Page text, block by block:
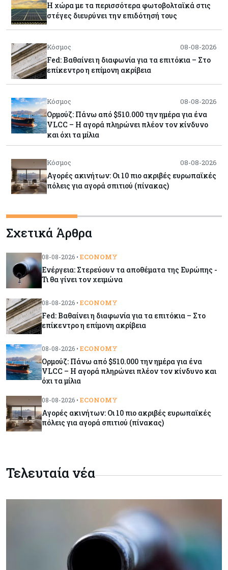
Η χώρα με τα περισσότερα φωτοβολταϊκά στις
στέγες διευρύνει την επιδότησή τους
Κόσμος 08-08-2026
Fed: Βαθαίνει η διαφωνία για τα επιτόκια – Στο
επίκεντρο η επίμονη ακρίβεια
Κόσμος 08-08-2026
Ορμούζ: Πάνω από $510.000 την ημέρα για ένα
VLCC – Η αγορά πληρώνει πλέον τον κίνδυνο
και όχι τα μίλια
Κόσμος 08-08-2026
Αγορές ακινήτων: Οι 10 πιο ακριβές ευρωπαϊκές
πόλεις για αγορά σπιτιού (πίνακας)
Κόσμος 08-08-2026
Οι πυρκαγιές κατακαίνε την Ευρώπη, αλλά οι
ζημιές δεν είναι ασφαλισμένες
Κόσμος 08-08-2026
Γιατί οι κεντρικές τράπεζες αφήνουν τις αγορές
Κόσμος
Κόσμος
και οι προκλήσεις
ασφάλεια
Baker Tilly: Στην 7η θέση παγκοσμίως στις
M&A μεσαίας αγοράς
Κύπρος 08-08-2026
Πιο ισχυρό το κυπριακό διαβατήριο το 2026
Σχετικά Άρθρα
08-08-2026 • ECONOMY
Ενέργεια: Στερεύουν τα αποθέματα της Ευρώπης -
Τι θα γίνει τον χειμώνα
08-08-2026 • ECONOMY
Fed: Βαθαίνει η διαφωνία για τα επιτόκια – Στο
επίκεντρο η επίμονη ακρίβεια
08-08-2026 • ECONOMY
Ορμούζ: Πάνω από $510.000 την ημέρα για ένα
VLCC – Η αγορά πληρώνει πλέον τον κίνδυνο και
όχι τα μίλια
08-08-2026 • ECONOMY
Αγορές ακινήτων: Οι 10 πιο ακριβές ευρωπαϊκές
πόλεις για αγορά σπιτιού (πίνακας)
Τελευταία νέα